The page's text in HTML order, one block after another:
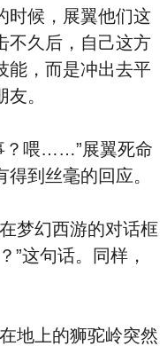
时候，展翼他们这
不久后，自己这方
能，而是冲出去平
。
喂……”展翼死命
到丝毫的回应。
幻西游的对话框
”这句话。同样，
上的狮驼岭突然